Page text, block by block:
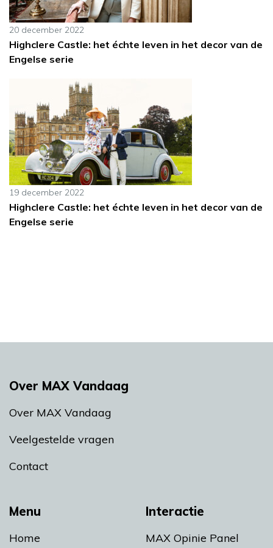
20 december 2022
Highclere Castle: het échte leven in het decor van de
Engelse serie
19 december 2022
Highclere Castle: het échte leven in het decor van de
Engelse serie
Menu
Home
Interactie
MAX Opinie Panel
Over MAX Vandaag
Over MAX Vandaag
Veelgestelde vragen
Contact